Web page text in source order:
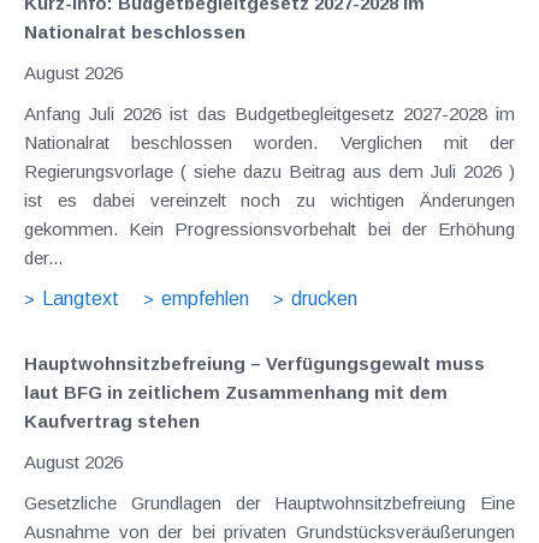
Nationalrat beschlossen
August 2026
Anfang Juli 2026 ist das Budgetbegleitgesetz 2027-2028 im
Nationalrat beschlossen worden. Verglichen mit der
Regierungsvorlage ( siehe dazu Beitrag aus dem Juli 2026 )
ist es dabei vereinzelt noch zu wichtigen Änderungen
gekommen. Kein Progressionsvorbehalt bei der Erhöhung
der...
Langtext
empfehlen drucken
Hauptwohnsitz​­befreiung – Verfügungsgewalt muss
laut BFG in zeitlichem Zusammenhang mit dem
Kaufvertrag stehen
August 2026
Gesetzliche Grundlagen der Hauptwohnsitzbefreiung Eine
Ausnahme von der bei privaten Grundstücksveräußerungen